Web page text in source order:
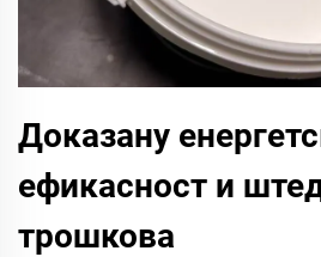
Доказану
ефикасност и
трошкова